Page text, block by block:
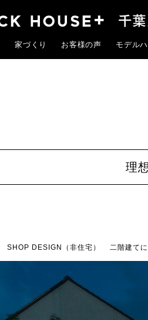
家づくり お客様の声 モデル
理
SHOP DESIGN（非住宅） 二階建て